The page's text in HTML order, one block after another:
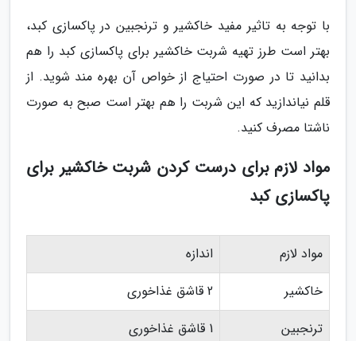
با توجه به تاثیر مفید خاکشیر و ترنجبین در پاکسازی کبد،
بهتر است طرز تهیه شربت خاکشیر برای پاکسازی کبد را هم
بدانید تا در صورت احتیاج از خواص آن بهره مند شوید. از
قلم نیاندازید که این شربت را هم بهتر است صبح به صورت
ناشتا مصرف کنید.
مواد لازم برای درست کردن شربت خاکشیر برای
پاکسازی کبد
مواد لازم
اندازه
خاکشیر
2 قاشق غذاخوری
ترنجبین
1 قاشق غذاخوری